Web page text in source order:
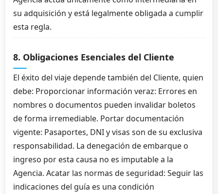
su adquisición y está legalmente obligada a cumplir
esta regla.
8. Obligaciones Esenciales del Cliente
El éxito del viaje depende también del Cliente, quien
debe: Proporcionar información veraz: Errores en
nombres o documentos pueden invalidar boletos
de forma irremediable. Portar documentación
vigente: Pasaportes, DNI y visas son de su exclusiva
responsabilidad. La denegación de embarque o
ingreso por esta causa no es imputable a la
Agencia. Acatar las normas de seguridad: Seguir las
indicaciones del guía es una condición